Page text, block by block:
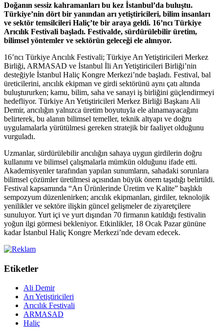
Doğanın sessiz kahramanları bu kez İstanbul’da buluştu.
Türkiye’nin dört bir yanından arı yetiştiricileri, bilim insanları
ve sektör temsilcileri Haliç’te bir araya geldi. 16’ncı Türkiye
Arıcılık Festivali başladı. Festivalde, sürdürülebilir üretim,
bilimsel yöntemler ve sektörün geleceği ele alınıyor.
16’ncı Türkiye Arıcılık Festivali; Türkiye Arı Yetiştiricileri Merkez
Birliği, ARMASAD ve İstanbul İli Arı Yetiştiricileri Birliği’nin
desteğiyle İstanbul Haliç Kongre Merkezi’nde başladı. Festival, bal
üreticilerini, arıcılık ekipman ve girdi sektörünü aynı çatı altında
buluştururken; kamu, bilim, saha ve sanayi iş birliğini güçlendirmeyi
hedefliyor. Türkiye Arı Yetiştiricileri Merkez Birliği Başkanı Ali
Demir, arıcılığın yalnızca üretim boyutuyla ele alınamayacağını
belirterek, bu alanın bilimsel temeller, teknik altyapı ve doğru
uygulamalarla yürütülmesi gereken stratejik bir faaliyet olduğunu
vurguladı.
Uzmanlar, sürdürülebilir arıcılığın sahaya uygun girdilerin doğru
kullanımı ve bilimsel çalışmalarla mümkün olduğunu ifade etti.
Akademisyenler tarafından yapılan sunumların, sahadaki sorunlara
bilimsel çözümler üretilmesi açısından büyük önem taşıdığı belirtildi.
Festival kapsamında “Arı Ürünlerinde Üretim ve Kalite” başlıklı
sempozyum düzenlenirken; arıcılık ekipmanları, girdiler, teknolojik
yenilikler ve sektöre ilişkin güncel gelişmeler de ziyaretçilere
sunuluyor. Yurt içi ve yurt dışından 70 firmanın katıldığı festivalin
yoğun ilgi görmesi bekleniyor. Etkinlikler, 18 Ocak Pazar gününe
kadar İstanbul Haliç Kongre Merkezi’nde devam edecek.
Etiketler
Ali Demir
Arı Yetiştiricileri
Arıcılık Festivali
ARMASAD
Haliç